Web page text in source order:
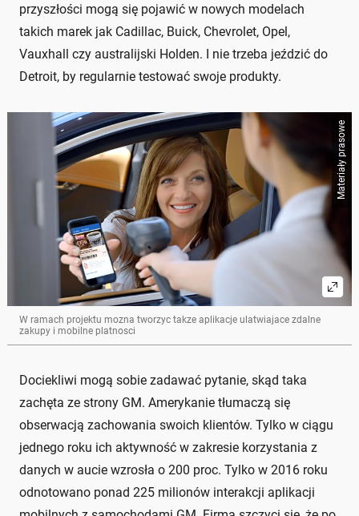
przyszłości mogą się pojawić w nowych modelach
takich marek jak Cadillac, Buick, Chevrolet, Opel,
Vauxhall czy australijski Holden. I nie trzeba jeździć do
Detroit, by regularnie testować swoje produkty.
Materiały prasowe
W ramach projektu mozna tworzyc takze aplikacje ulatwiajace zdalne
zakupy i mobilne platnosci
Dociekliwi mogą sobie zadawać pytanie, skąd taka
zachęta ze strony GM. Amerykanie tłumaczą się
obserwacją zachowania swoich klientów. Tylko w ciągu
jednego roku ich aktywność w zakresie korzystania z
danych w aucie wzrosła o 200 proc. Tylko w 2016 roku
odnotowano ponad 225 milionów interakcji aplikacji